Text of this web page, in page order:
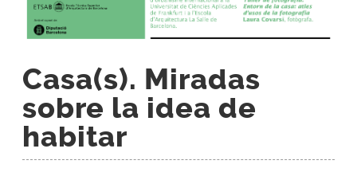
Casa(s). Miradas
sobre la idea de
habitar